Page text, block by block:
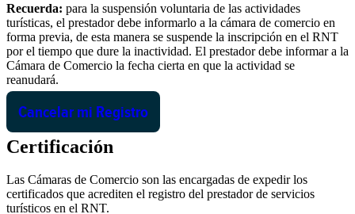
Recuerda: para la suspensión voluntaria de las actividades
turísticas, el prestador debe informarlo a la cámara de comercio en
forma previa, de esta manera se suspende la inscripción en el RNT
por el tiempo que dure la inactividad. El prestador debe informar a la
Cámara de Comercio la fecha cierta en que la actividad se
reanudará.
Cancelar mi Registro
Certificación
Las Cámaras de Comercio son las encargadas de expedir los
certificados que acrediten el registro del prestador de servicios
turísticos en el RNT.